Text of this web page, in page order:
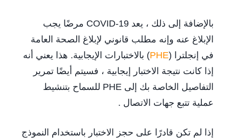
بالإضافة إلى ذلك ، يعد COVID-19 مرضًا يجب
الإبلاغ عنه وإنه مطلب قانوني لإبلاغ الصحة العامة
في إنجلترا (PHE) بالاختبارات الإيجابية. هذا يعني أنه
إذا كانت نتيجة الاختبار إيجابية ، فسيتم أيضًا تمرير
التفاصيل الخاصة بك إلى PHE للسماح بتنشيط
عملية تتبع جهات الاتصال .
إذا لم تكن قادرًا على حجز الاختبار باستخدام النموذج